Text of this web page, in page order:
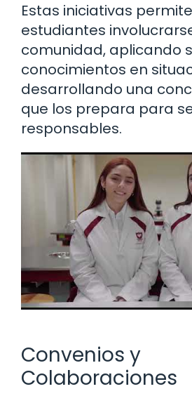
Estas iniciativas
estudiantes
comunidad, aplicando
conocimientos en
desarrollando una
que los prepara para
responsables.
Convenios y
Colaboraciones